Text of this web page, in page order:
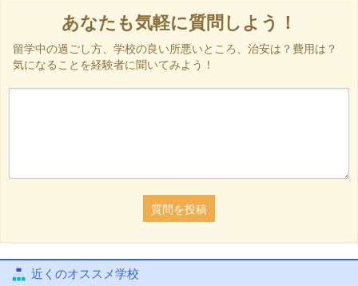
あなたも気軽に質問しよう！
留学中の過ごし方、学校の良い所悪いところ、治安は？費用は？
気になることを経験者に聞いてみよう！
質問を投稿
近くのオススメ学校